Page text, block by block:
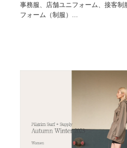
事務服、店舗ユニフォーム、接客制
フォーム（制服）...